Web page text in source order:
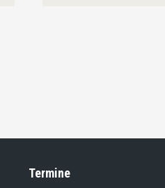
Termine